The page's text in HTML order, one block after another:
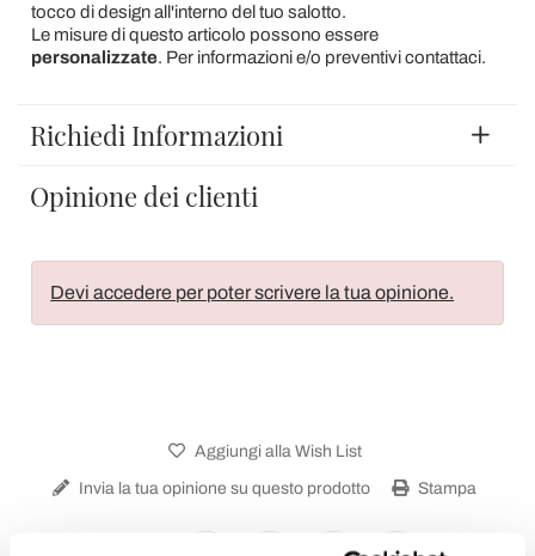
tocco di design all'interno del tuo salotto.
Le misure di questo articolo possono essere
personalizzate. Per informazioni e/o preventivi contattaci.
Richiedi Informazioni
Opinione dei clienti
Devi accedere per poter scrivere la tua opinione.
Aggiungi alla Wish List
Invia la tua opinione su questo prodotto Stampa